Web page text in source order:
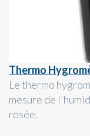
Thermo
Le thermo
mesure de
rosée.